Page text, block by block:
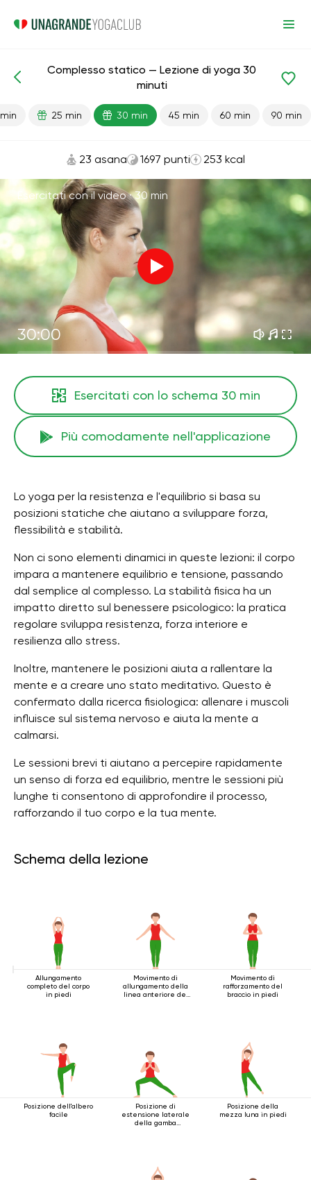
Energia
Complesso statico — Lezione di yoga 30
minuti
25 min 30 min 45 min 60 min 90 min
23 asana 1697 punti 253 kcal
Esercitati con il video ·30 min
30:00
Esercitati con lo schema 30 min
Più comodamente nell'applicazione
Lo yoga per la resistenza e l'equilibrio si basa su
posizioni statiche che aiutano a sviluppare forza,
flessibilità e stabilità.
Non ci sono elementi dinamici in queste lezioni: il corpo
impara a mantenere equilibrio e tensione, passando
dal semplice al complesso. La stabilità fisica ha un
impatto diretto sul benessere psicologico: la pratica
regolare sviluppa resistenza, forza interiore e
resilienza allo stress.
Inoltre, mantenere le posizioni aiuta a rallentare la
mente e a creare uno stato meditativo. Questo è
confermato dalla ricerca fisiologica: allenare i muscoli
influisce sul sistema nervoso e aiuta la mente a
calmarsi.
Le sessioni brevi ti aiutano a percepire rapidamente
un senso di forza ed equilibrio, mentre le sessioni più
lunghe ti consentono di approfondire il processo,
rafforzando il tuo corpo e la tua mente.
Schema della lezione
Allungamento
completo del corpo
in piedi
Movimento di
allungamento della
linea anteriore del
Movimento di
rafforzamento del
braccio in piedi
Posizione dell'albero
facile
Posizione di
estensione laterale
della gamba
Posizione della
mezza luna in piedi